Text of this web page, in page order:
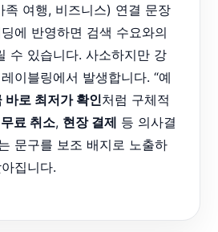
족 여행, 비즈니스) 연결 문장
에 반영하면 검색 수요와의
수 있습니다. 사소하지만 강
이블링에서 발생합니다. “예
바로 최저가 확인처럼 구체적
무료 취소, 현장 결제 등 의사결
문구를 보조 배지로 노출하
집니다.